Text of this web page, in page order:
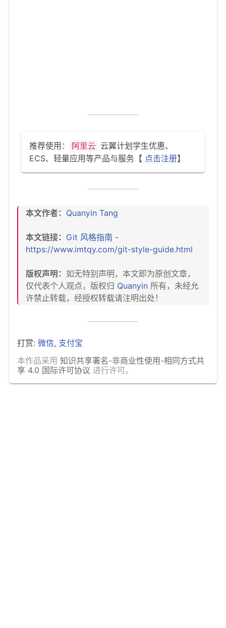
推荐使用： 阿里云 云翼计划学生优惠、
ECS、轻量应用等产品与服务【 点击注册】
本文作者： Quanyin Tang
本文链接： Git 风格指南 -
https://www.imtqy.com/git-style-guide.html
版权声明： 如无特别声明，本文即为原创文章，
仅代表个人观点，版权归 Quanyin 所有，未经允
许禁止转载，经授权转载请注明出处！
打赏: 微信, 支付宝
本作品采用 知识共享署名-非商业性使用-相同方式共
享 4.0 国际许可协议 进行许可。